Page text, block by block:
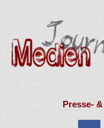
Presse-